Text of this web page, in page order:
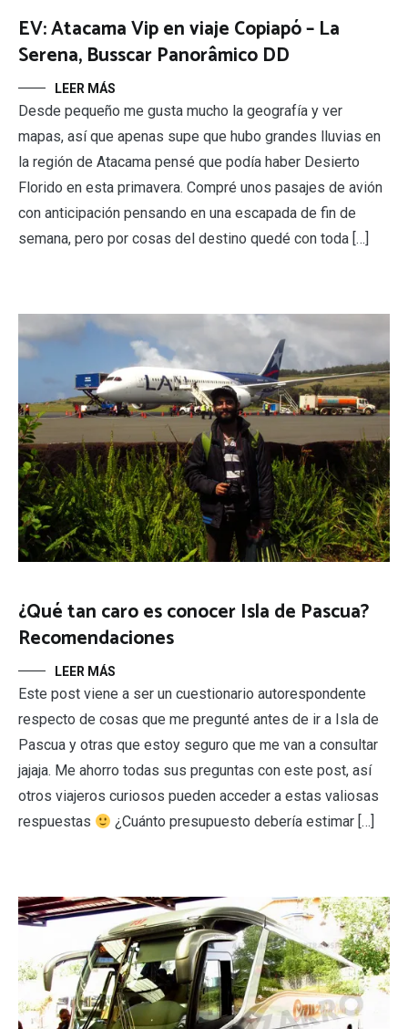
EV: Atacama Vip en viaje Copiapó – La
Serena, Busscar Panorâmico DD
LEER MÁS
Desde pequeño me gusta mucho la geografía y ver
mapas, así que apenas supe que hubo grandes lluvias en
la región de Atacama pensé que podía haber Desierto
Florido en esta primavera. Compré unos pasajes de avión
con anticipación pensando en una escapada de fin de
semana, pero por cosas del destino quedé con toda […]
¿Qué tan caro es conocer Isla de Pascua?
Recomendaciones
LEER MÁS
Este post viene a ser un cuestionario autorespondente
respecto de cosas que me pregunté antes de ir a Isla de
Pascua y otras que estoy seguro que me van a consultar
jajaja. Me ahorro todas sus preguntas con este post, así
otros viajeros curiosos pueden acceder a estas valiosas
respuestas
¿Cuánto presupuesto debería estimar […]